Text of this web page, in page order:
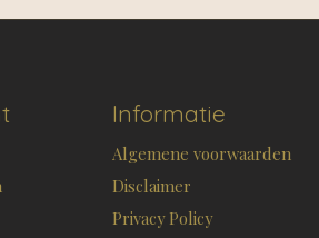
Informatie
Algemene voorwaarden
Disclaimer
Privacy Policy